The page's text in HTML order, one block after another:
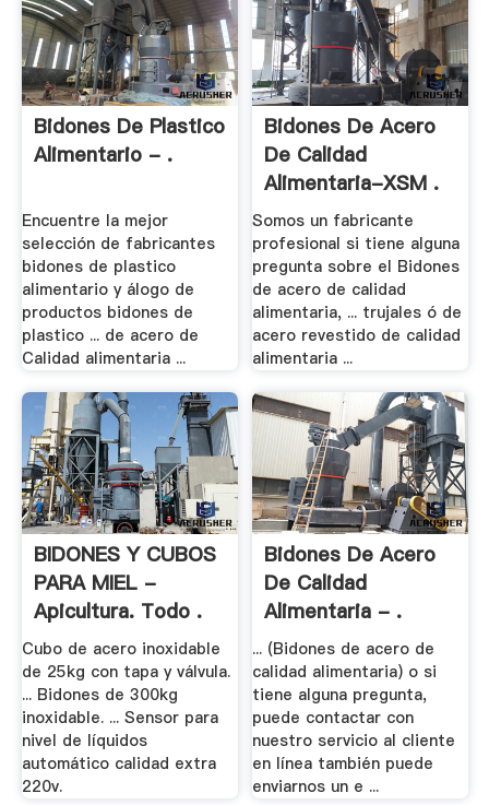
Bidones De Plastico
Alimentario - .
Encuentre la mejor
selección de fabricantes
bidones de plastico
alimentario y álogo de
productos bidones de
plastico ... de acero de
Calidad alimentaria ...
Bidones De Acero
De Calidad
Alimentaria-XSM .
Somos un fabricante
profesional si tiene alguna
pregunta sobre el Bidones
de acero de calidad
alimentaria, ... trujales ó de
acero revestido de calidad
alimentaria ...
BIDONES Y CUBOS
PARA MIEL -
Apicultura. Todo .
Cubo de acero inoxidable
de 25kg con tapa y válvula.
... Bidones de 300kg
inoxidable. ... Sensor para
nivel de líquidos
automático calidad extra
220v.
Bidones De Acero
De Calidad
Alimentaria - .
... (Bidones de acero de
calidad alimentaria) o si
tiene alguna pregunta,
puede contactar con
nuestro servicio al cliente
en línea también puede
enviarnos un e ...